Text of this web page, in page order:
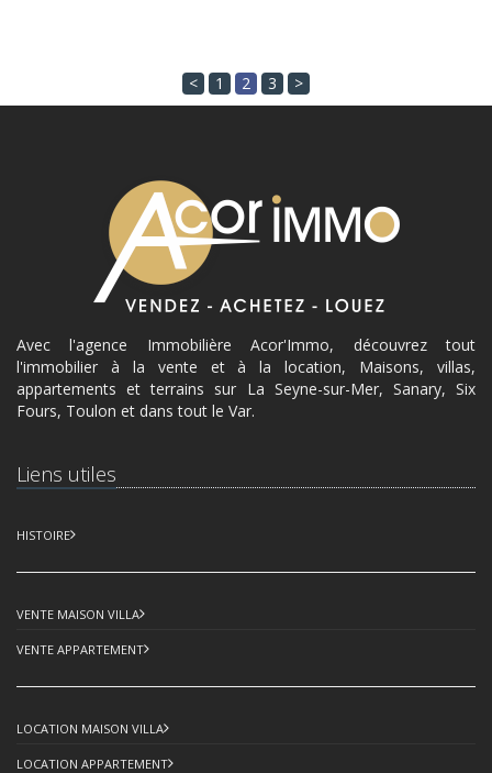
< 1 2 3 >
Avec l'agence Immobilière Acor'Immo, découvrez tout
l'immobilier à la vente et à la location, Maisons, villas,
appartements et terrains sur La Seyne-sur-Mer, Sanary, Six
Fours, Toulon et dans tout le Var.
Liens utiles
HISTOIRE
VENTE MAISON VILLA
VENTE APPARTEMENT
LOCATION MAISON VILLA
LOCATION APPARTEMENT